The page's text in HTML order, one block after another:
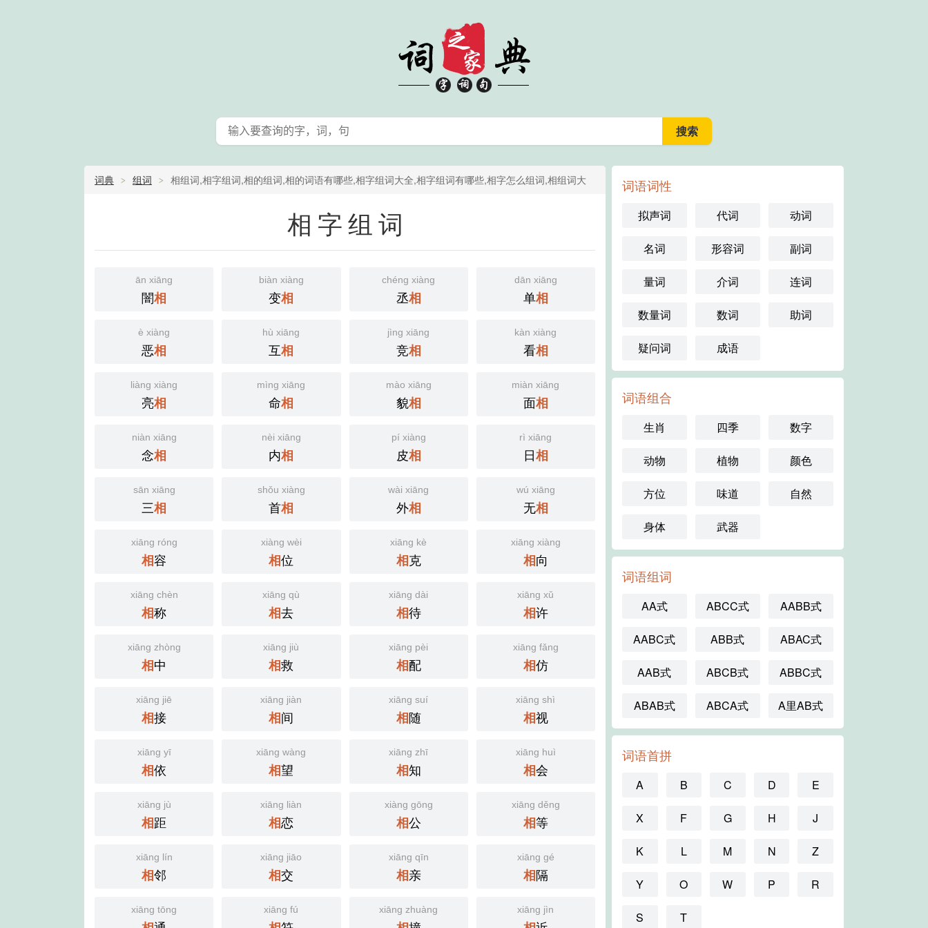
词典 组词 相组词,相字组词,相的组词,相的词语有哪些,相字组词大全,相字组词有哪些,相字怎么组词,相组词大
相字组词
ān xiāng
闇相
biàn xiàng
变相
chéng xiàng
丞相
dān xiāng
单相
è xiàng
恶相
hù xiāng
互相
jìng xiāng
竞相
kàn xiàng
看相
liàng xiàng
亮相
mìng xiāng
命相
mào xiāng
貌相
miàn xiāng
面相
niàn xiāng
念相
nèi xiāng
内相
pí xiàng
皮相
rì xiāng
日相
sān xiāng
三相
shǒu xiàng
首相
wài xiāng
外相
wú xiāng
无相
xiāng róng
相容
xiàng wèi
相位
xiāng kè
相克
xiāng xiàng
相向
xiāng chèn
相称
xiāng qù
相去
xiāng dài
相待
xiāng xǔ
相许
xiāng zhòng
相中
xiāng jiù
相救
xiāng pèi
相配
xiāng fǎng
相仿
xiāng jiē
相接
xiāng jiàn
相间
xiāng suí
相随
xiāng shì
相视
xiāng yī
相依
xiāng wàng
相望
xiāng zhī
相知
xiāng huì
相会
xiāng jù
相距
xiāng liàn
相恋
xiàng gōng
相公
xiāng děng
相等
xiāng lín
相邻
xiāng jiāo
相交
xiāng qīn
相亲
xiāng gé
相隔
xiāng tōng xiāng fú xiāng zhuàng xiāng jìn
词语词性
拟声词 代词 动词
名词 形容词 副词
量词 介词 连词
数量词 数词 助词
疑问词 成语
词语组合
生肖 四季 数字
动物 植物 颜色
方位 味道 自然
身体 武器
词语组词
AA式 ABCC式 AABB式
AABC式 ABB式 ABAC式
AAB式 ABCB式 ABBC式
ABAB式 ABCA式 A里AB式
词语首拼
A B C D E
X F G H J
K L M N Z
Y O W P R
S T